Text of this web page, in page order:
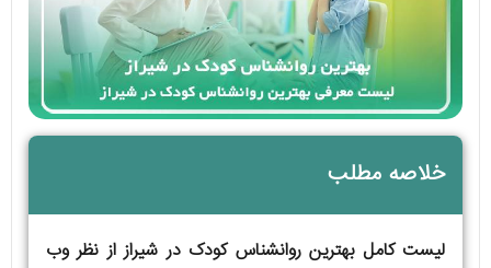
خلاصه مطلب
لیست کامل بهترین روانشناس کودک در شیراز از نظر وب